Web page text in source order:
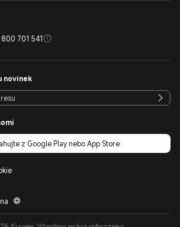
701 541
novinek
z Google Play nebo App Store